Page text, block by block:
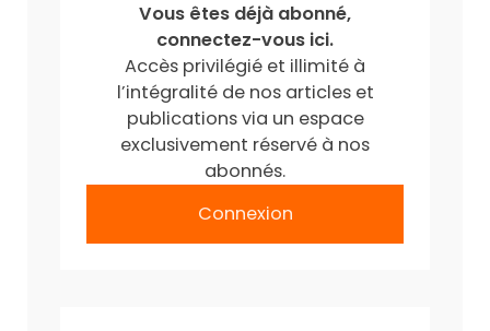
Vous êtes déjà abonné,
connectez-vous ici.
Accès privilégié et illimité à
l’intégralité de nos articles et
publications via un espace
exclusivement réservé à nos
abonnés.
Connexion